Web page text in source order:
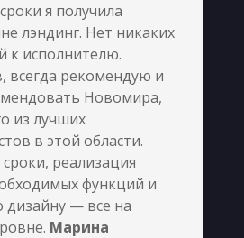
я получила
лэндинг. Нет никаких
к исполнителю.
всегда рекомендую и
Новомира,
из лучших
в этой области.
реализация
функций и
дизайну — все на
Марина